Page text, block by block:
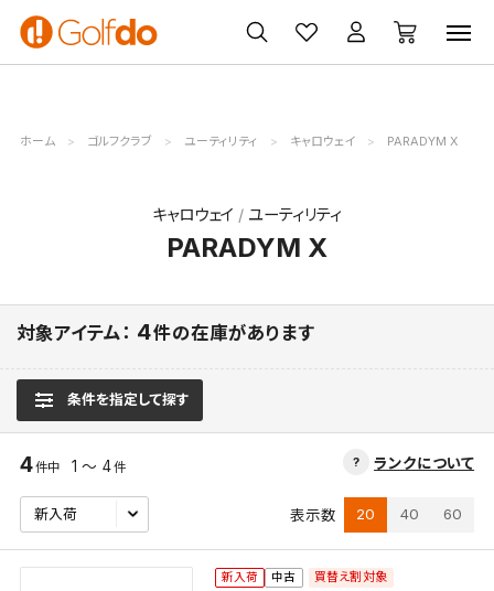
ゴルフ
クラブ
ゴルフ用品
買取
無料査定
クーポン
一覧
ホーム ゴルフクラブ ユーティリティ キャロウェイ PARADYM X
キャロウェイ ユーティリティ
PARADYM X
対象アイテム： 4件の在庫があります
条件を指定して探す
ランクについて
4件中 1 ～ 4件
表示数 20 40 60
新入荷 中古 買替え割対象